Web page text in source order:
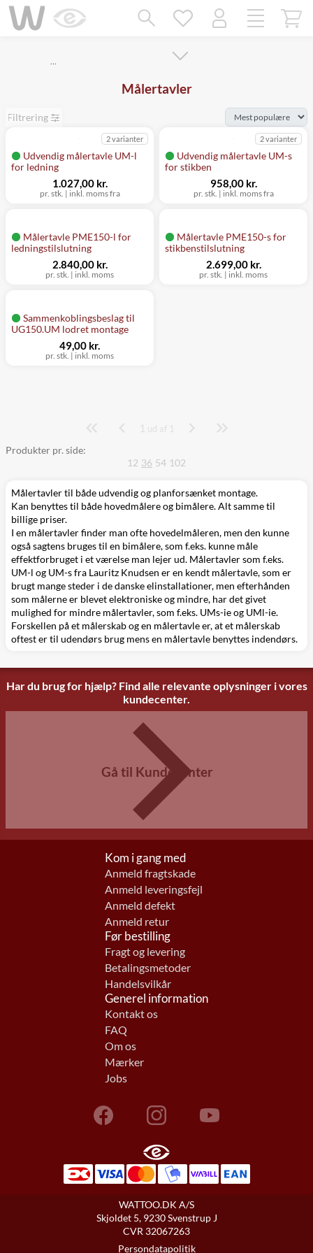
…
Målertavler
Filtrering
Udvendig målertavle UM-l
for ledning
2 varianter
pr. stk. | inkl. moms fra
1.027,00 kr.
Udvendig målertavle UM-s
for stikben
2 varianter
pr. stk. | inkl. moms fra
958,00 kr.
Målertavle PME150-l for
ledningstilslutning
pr. stk. | inkl. moms
2.840,00 kr.
Målertavle PME150-s for
stikbenstilslutning
pr. stk. | inkl. moms
2.699,00 kr.
Sammenkoblingsbeslag til
UG150.UM lodret montage
pr. stk. | inkl. moms
49,00 kr.
Side
1 ud af 1
Produkter pr. side:
12 36 54 102
Målertavler til både udvendig og planforsænket montage.
Kan benyttes til både hovedmålere og bimålere. Alt samme til
billige priser.
I en målertavler finder man ofte hovedelmåleren, men den kunne
også sagtens bruges til en bimålere, som f.eks. kunne måle
effektforbruget i et værelse man lejer ud. Målertavler som f.eks.
UM-l og UM-s fra Lauritz Knudsen er en kendt målertavle, som er
brugt mange steder i de danske elinstallationer, men efterhånden
som målerne er blevet elektroniske og mindre, har det givet
mulighed for mindre målertavler, som f.eks. UMs-ie og UMl-ie.
Forskellen på et målerskab og en målertavle er, at et målerskab
oftest er til udendørs brug mens en målertavle benyttes indendørs.
Har du brug for hjælp? Find alle relevante oplysninger i vores
kundecenter.
Gå til Kundecenter
Kom i gang med
Anmeld fragtskade
Anmeld leveringsfejl
Anmeld defekt
Anmeld retur
Før bestilling
Fragt og levering
Betalingsmetoder
Handelsvilkår
Generel information
Kontakt os
FAQ
Om os
Mærker
Jobs
WATTOO.DK A/S
Skjoldet 5, 9230 Svenstrup J
CVR 32067263
Persondatapolitik
Mangler chatten?
Ret samtykke!